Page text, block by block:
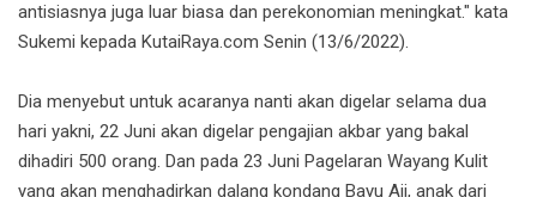
antisiasnya juga luar biasa dan perekonomian meningkat." kata
Sukemi kepada KutaiRaya.com Senin (13/6/2022).
Dia menyebut untuk acaranya nanti akan digelar selama dua
hari yakni, 22 Juni akan digelar pengajian akbar yang bakal
dihadiri 500 orang. Dan pada 23 Juni Pagelaran Wayang Kulit
yang akan menghadirkan dalang kondang Bayu Aji, anak dari